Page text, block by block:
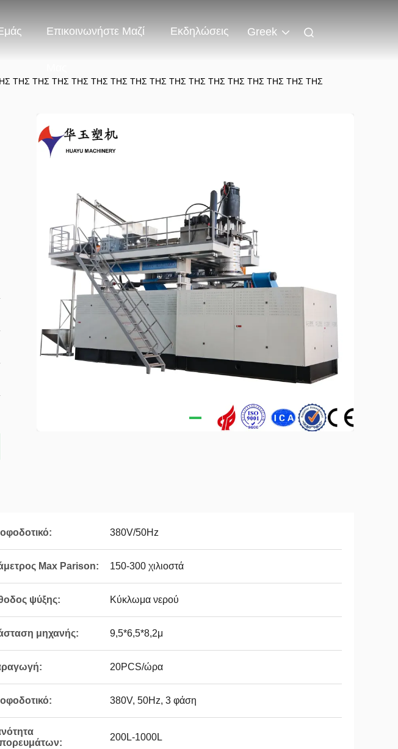
Επικοινωνήστε Μαζί Εκδηλώσεις Greek
ΤΗΣ ΤΗΣ ΤΗΣ ΤΗΣ ΤΗΣ ΤΗΣ ΤΗΣ ΤΗΣ ΤΗΣ ΤΗΣ ΤΗΣ ΤΗΣ ΤΗΣ ΤΗΣ ΤΗΣ ΤΗΣ
380V/50Hz
Max Parison: 150-300 χιλιοστά
ψύξης: Κύκλωμα νερού
μηχανής: 9,5*6,5*8,2μ
20PCS/ώρα
380V, 50Hz, 3 φάση
200L-1000L